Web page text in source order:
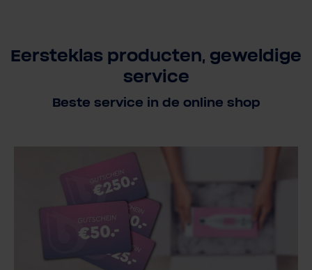
Eersteklas producten, geweldige
service
Beste service in de online shop